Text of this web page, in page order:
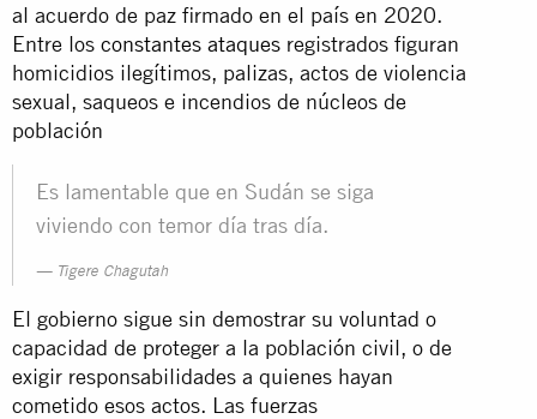
al acuerdo de paz firmado en el país en 2020.
Entre los constantes ataques registrados figuran
homicidios ilegítimos, palizas, actos de violencia
sexual, saqueos e incendios de núcleos de
población
Es lamentable que en Sudán se siga
viviendo con temor día tras día.
Tigere Chagutah
El gobierno sigue sin demostrar su voluntad o
capacidad de proteger a la población civil, o de
exigir responsabilidades a quienes hayan
cometido esos actos. Las fuerzas